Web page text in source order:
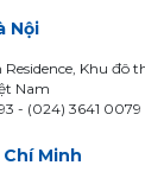
Nội
Residence, Khu
Nam
- (024) 3641 0079
Minh